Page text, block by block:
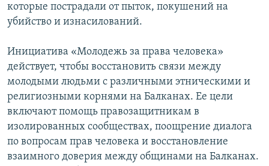
которые пострадали от пыток, покушений на
убийство и изнасилований.
Инициатива «Молодежь за права человека»
действует, чтобы восстановить связи между
молодыми людьми с различными этническими и
религиозными корнями на Балканах. Ее цели
включают помощь правозащитникам в
изолированных сообществах, поощрение диалога
по вопросам прав человека и восстановление
взаимного доверия между общинами на Балканах.